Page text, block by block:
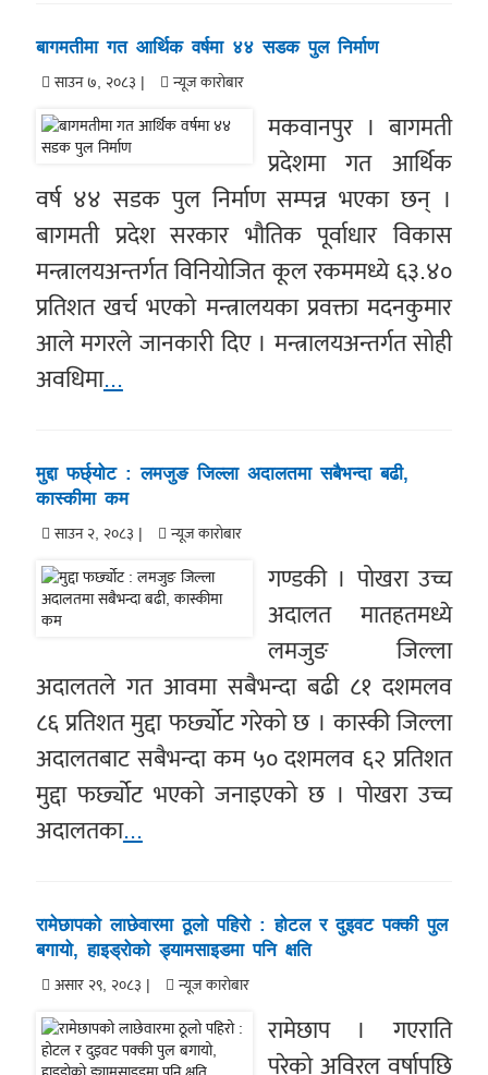
बागमतीमा गत आर्थिक वर्षमा ४४ सडक पुल निर्माण
साउन ७, २०८३ | न्यूज काराेबार
मकवानपुर । बागमती
प्रदेशमा गत आर्थिक
वर्ष ४४ सडक पुल निर्माण सम्पन्न भएका छन् ।
बागमती प्रदेश सरकार भौतिक पूर्वाधार विकास
मन्त्रालयअन्तर्गत विनियोजित कूल रकममध्ये ६३.४०
प्रतिशत खर्च भएको मन्त्रालयका प्रवक्ता मदनकुमार
आले मगरले जानकारी दिए । मन्त्रालयअन्तर्गत सोही
अवधिमा...
मुद्दा फर्छ्योट : लमजुङ जिल्ला अदालतमा सबैभन्दा बढी,
कास्कीमा कम
साउन २, २०८३ | न्यूज काराेबार
गण्डकी । पोखरा उच्च
अदालत मातहतमध्ये
लमजुङ जिल्ला
अदालतले गत आवमा सबैभन्दा बढी ८१ दशमलव
८६ प्रतिशत मुद्दा फर्छ्योट गरेको छ । कास्की जिल्ला
अदालतबाट सबैभन्दा कम ५० दशमलव ६२ प्रतिशत
मुद्दा फर्छ्योट भएको जनाइएको छ । पोखरा उच्च
अदालतका...
रामेछापको लाछेवारमा ठूलो पहिरो : होटल र दुइवट पक्की पुल
बगायो, हाइड्रोको ड्यामसाइडमा पनि क्षति
असार २९, २०८३ | न्यूज काराेबार
रामेछाप । गएराति
परेको अविरल वर्षापछि